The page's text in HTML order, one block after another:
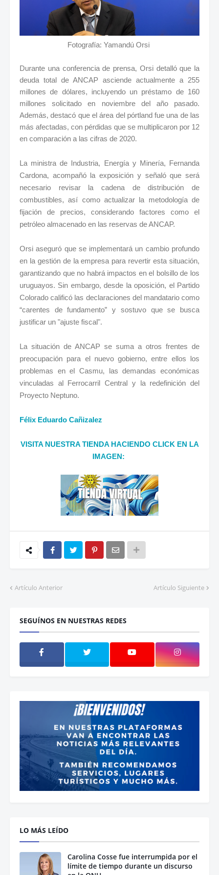
Fotografía: Yamandú Orsi
Durante una conferencia de prensa, Orsi detalló que la
deuda total de ANCAP asciende actualmente a 255
millones de dólares, incluyendo un préstamo de 160
millones solicitado en noviembre del año pasado.
Además, destacó que el área del pórtland fue una de las
más afectadas, con pérdidas que se multiplicaron por 12
en comparación a las cifras de 2020.
La ministra de Industria, Energía y Minería, Fernanda
Cardona, acompañó la exposición y señaló que será
necesario revisar la cadena de distribución de
combustibles, así como actualizar la metodología de
fijación de precios, considerando factores como el
petróleo almacenado en las reservas de ANCAP.
Orsi aseguró que se implementará un cambio profundo
en la gestión de la empresa para revertir esta situación,
garantizando que no habrá impactos en el bolsillo de los
uruguayos. Sin embargo, desde la oposición, el Partido
Colorado calificó las declaraciones del mandatario como
“carentes de fundamento” y sostuvo que se busca
justificar un "ajuste fiscal".
La situación de ANCAP se suma a otros frentes de
preocupación para el nuevo gobierno, entre ellos los
problemas en el Casmu, las demandas económicas
vinculadas al Ferrocarril Central y la redefinición del
Proyecto Neptuno.
Félix Eduardo Cañizalez
VISITA NUESTRA TIENDA HACIENDO CLICK EN LA
IMAGEN:
Artículo Anterior Artículo Siguiente
SEGUÍNOS EN NUESTRAS REDES
LO MÁS LEÍDO
Carolina Cosse fue interrumpida por el
límite de tiempo durante un discurso